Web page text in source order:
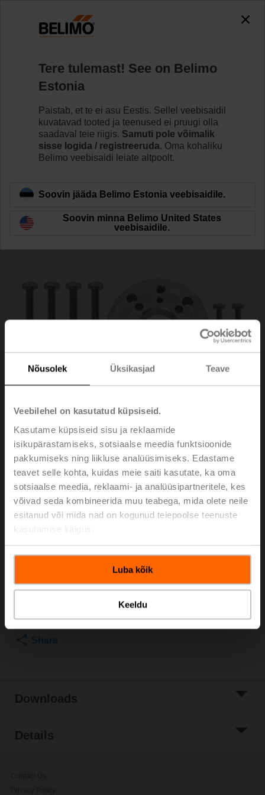
Nõusolek Üksikasjad Teave
Veebilehel on kasutatud küpsiseid.
Kasutame küpsiseid sisu ja reklaamide
isikupärastamiseks, sotsiaalse meedia funktsioonide
pakkumiseks ning liikluse analüüsimiseks. Edastame
teavet selle kohta, kuidas meie saiti kasutate, ka oma
sotsiaalse meedia, reklaami- ja analüüsipartneritele, kes
võivad seda kombineerida muu teabega, mida olete neile
esitanud või mida nad on kogunud teiepoolse teenuste
Luba kõik
Keeldu
accessing the absolute URL
"https://www.belimo.com/ee/et_EE/~mgnlArea=cookies~".
https://www.belimo.com/ee/et_EE/~mgnlArea=cookies~
ZRI-002
ZRI-002
Spacer ring, F05/F07, Height 23.5 mm
Please contact your local Sales Representative for
ordering.
List
Downloads
Details
Tere tulemast! See on Belimo
Estonia
Paistab, et te ei asu Eestis. Sellel veebisaidil
kuvatavad tooted ja teenused ei pruugi olla
saadaval teie riigis. Samuti pole võimalik
sisse logida / registreeruda. Oma kohaliku
Belimo veebisaidi leiate altpoolt.
Soovin jääda Belimo Estonia veebisaidile.
Soovin minna Belimo United States
veebisaidile.